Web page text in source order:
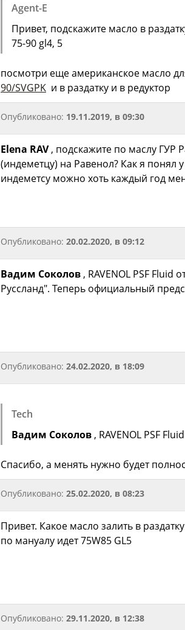
Agent-E
Привет, подскажите масло в
75-90 gl4, 5
посмотри еще американское масло
90/SVGPK и в раздатку и в редуктор
Опубликовано: 19.11.2019, в 09:30
Elena RAV, подскажите по маслу ГУР
(индеметцу) на Равенол? Как я понял
индеметсу можно хоть каждый год
Опубликовано: 20.02.2020, в 09:12
Вадим Соколов , RAVENOL PSF
Руссланд". Теперь официальный
Опубликовано: 24.02.2020, в 18:09
Tech
Вадим Соколов , RAVENOL PSF
Спасибо, а менять нужно будет
Опубликовано: 25.02.2020, в 08:23
Привет. Какое масло залить в
по мануалу идет 75W85 GL5
Опубликовано: 29.11.2020, в 12:38